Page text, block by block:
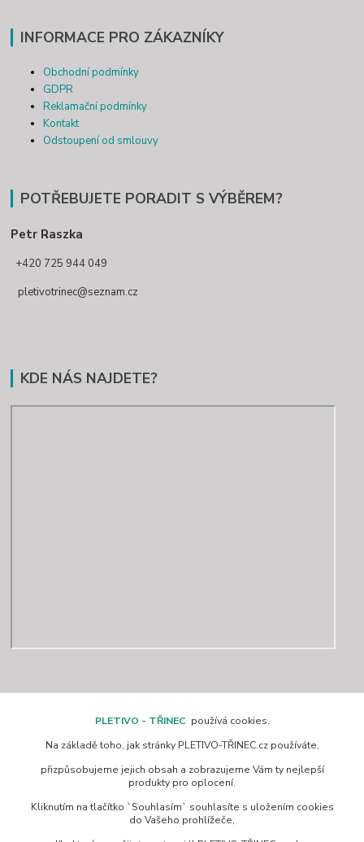
INFORMACE PRO ZÁKAZNÍKY
Obchodní podmínky
GDPR
Reklamační podmínky
Kontakt
Odstoupení od smlouvy
POTŘEBUJETE PORADIT S VÝBĚREM?
Petr Raszka
+420 725 944 049
pletivotrinec@seznam.cz
KDE NÁS NAJDETE?
www.pletivo-trinec.cz
Raszka Petr
+420 725 944 049
Denně 10.00–21.00 hod
PLETIVO - TŘINEC používá cookies.
Na základě toho, jak stránky PLETIVO-TŘINEC.cz používáte,
přizpůsobujeme jejich obsah a zobrazujeme Vám ty nejlepší
produkty pro oplocení.
Kliknutím na tlačítko `Souhlasím` souhlasíte s uložením cookies
do Vašeho prohlížeče,